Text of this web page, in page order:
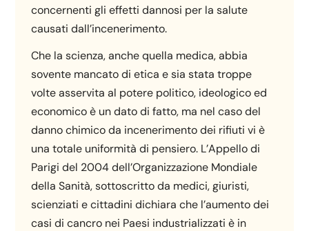
concernenti gli effetti dannosi per la salute
causati dall’incenerimento.
Che la scienza, anche quella medica, abbia
sovente mancato di etica e sia stata troppe
volte asservita al potere politico, ideologico ed
economico è un dato di fatto, ma nel caso del
danno chimico da incenerimento dei rifiuti vi è
una totale uniformità di pensiero. L’Appello di
Parigi del 2004 dell’Organizzazione Mondiale
della Sanità, sottoscritto da medici, giuristi,
scienziati e cittadini dichiara che l’aumento dei
casi di cancro nei Paesi industrializzati è in